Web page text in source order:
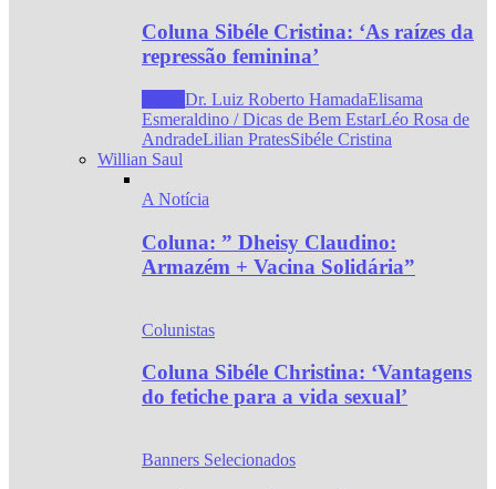
Coluna Sibéle Cristina: ‘As raízes da
repressão feminina’
Dr. Luiz Roberto HamadaElisama
Esmeraldino / Dicas de Bem EstarLéo Rosa de
AndradeLilian PratesSibéle Cristina
Willian Saul
A Notícia
Coluna: ” Dheisy Claudino:
Armazém + Vacina Solidária”
Colunistas
Coluna Sibéle Christina: ‘Vantagens
do fetiche para a vida sexual’
Banners Selecionados